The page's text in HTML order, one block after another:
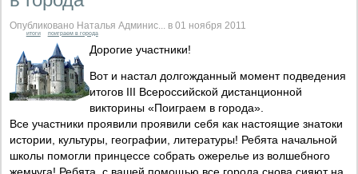
Опубликовано Наталья Админис... в 01 ноября 2011
итоги поиграем в города
Дорогие участники!
Вот и настал долгожданный момент подведения
итогов III Всероссийской дистанционной
викторины «Поиграем в города».
Все участники проявили проявили себя как настоящие знатоки
истории, культуры, географии, литературы! Ребята начальной
школы помогли принцессе собрать ожерелье из волшебного
жемчуга! Ребята, с вашей помощью все города снова сияют на